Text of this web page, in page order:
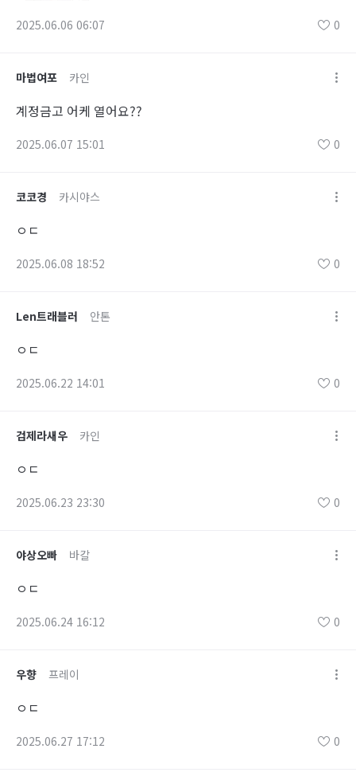
2025.06.06 06:07 0
마법여포 카인
계정금고 어케 열어요??
2025.06.07 15:01 0
코코경 카시야스
ㅇㄷ
2025.06.08 18:52 0
Len트래블러 안톤
ㅇㄷ
2025.06.22 14:01 0
검제라새우 카인
ㅇㄷ
2025.06.23 23:30 0
야상오빠 바칼
ㅇㄷ
2025.06.24 16:12 0
우향 프레이
ㅇㄷ
2025.06.27 17:12 0